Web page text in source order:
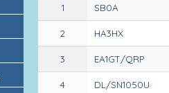
1 SB0A
2 HA3HX
3 EA1GT/QRP
4 DL/SN1050U